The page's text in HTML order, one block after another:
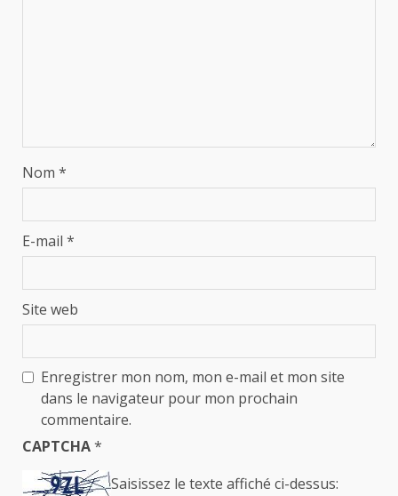
Nom *
E-mail *
Site web
Enregistrer mon nom, mon e-mail et mon site
dans le navigateur pour mon prochain
commentaire.
CAPTCHA*
Saisissez le texte affiché ci-dessus: